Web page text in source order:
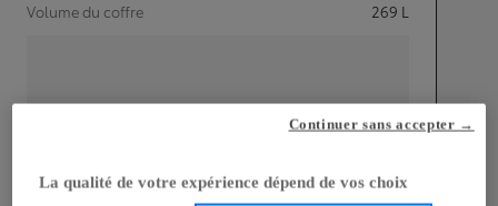
Volume du coffre
269 L
Hauteur
1 510
La qualité de votre expérience dépend de vos choix
Continuer sans accepter →